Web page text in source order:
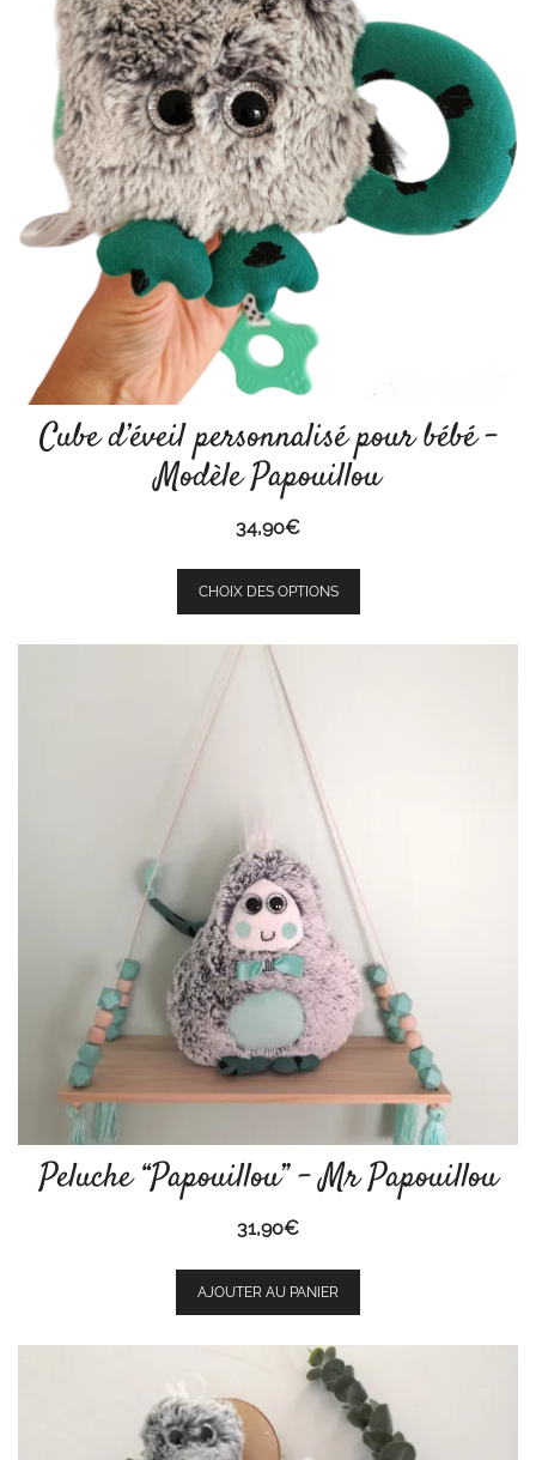
Cube d’éveil personnalisé pour bébé –
Modèle Papouillou
34,90€
CHOIX DES OPTIONS
Ce
la
page
du
produit
Peluche “Papouillou” – Mr Papouillou
31,90€
AJOUTER AU PANIER